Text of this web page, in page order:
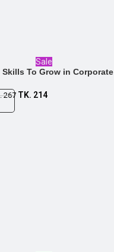
Sale
Skills To Grow in Corporate
267 TK. 214